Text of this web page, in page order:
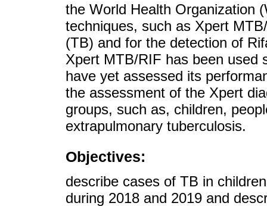
the World Health Organization
techniques, such as Xpert
(TB) and for the detection of
Xpert MTB/RIF has been used
have yet assessed its
the assessment of the Xpert
groups, such as, children,
extrapulmonary tuberculosis.
Objectives:
describe cases of TB in
during 2018 and 2019 and